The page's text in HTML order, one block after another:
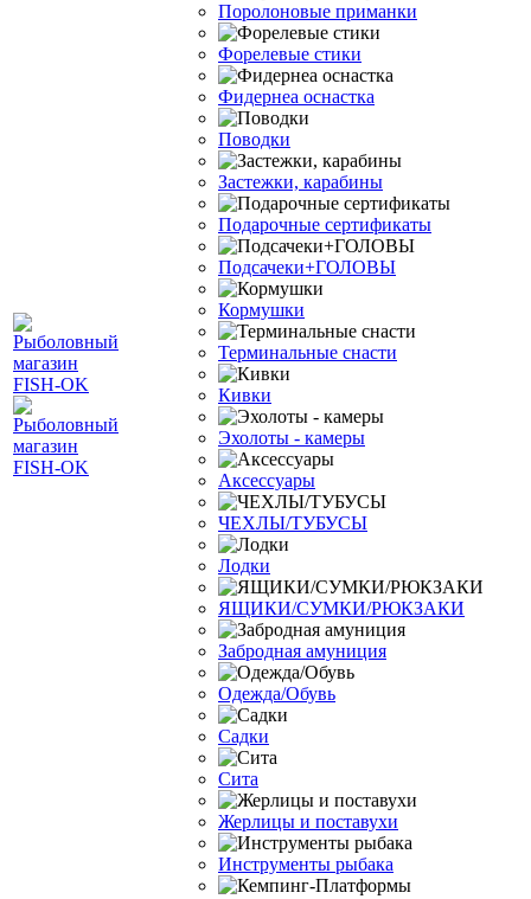
Поролоновые приманки
Форелевые стики
Фидернеа оснастка
Поводки
Застежки, карабины
Подарочные сертификаты
Подсачеки+ГОЛОВЫ
Кормушки
Терминальные снасти
Кивки
Эхолоты - камеры
Аксессуары
ЧЕХЛЫ/ТУБУСЫ
Лодки
ЯЩИКИ/СУМКИ/РЮКЗАКИ
Забродная амуниция
Одежда/Обувь
Садки
Сита
Жерлицы и поставухи
Инструменты рыбака